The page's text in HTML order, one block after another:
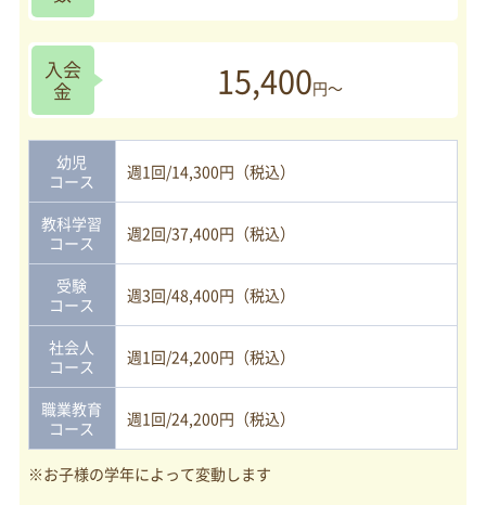
入会
金
15,400円～
幼児
コース
週1回/14,300円（税込）
教科学習
コース
週2回/37,400円（税込）
受験
コース
週3回/48,400円（税込）
社会人
コース
週1回/24,200円（税込）
職業教育
コース
週1回/24,200円（税込）
※お子様の学年によって変動します